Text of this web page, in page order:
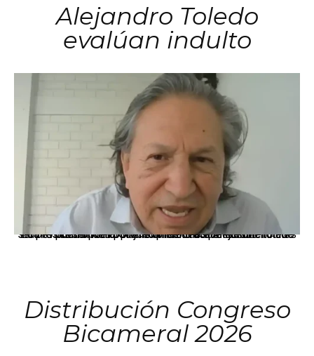
Alejandro Toledo
evalúan indulto
La presidenta Keiko Fujimori informó que la solicitud de indulto presentada por el expresidente Alejandro Toledo será evaluada por la Comisión de Gracias Presidenciales conforme al procedimiento establecido.
Distribución Congreso
Bicameral 2026